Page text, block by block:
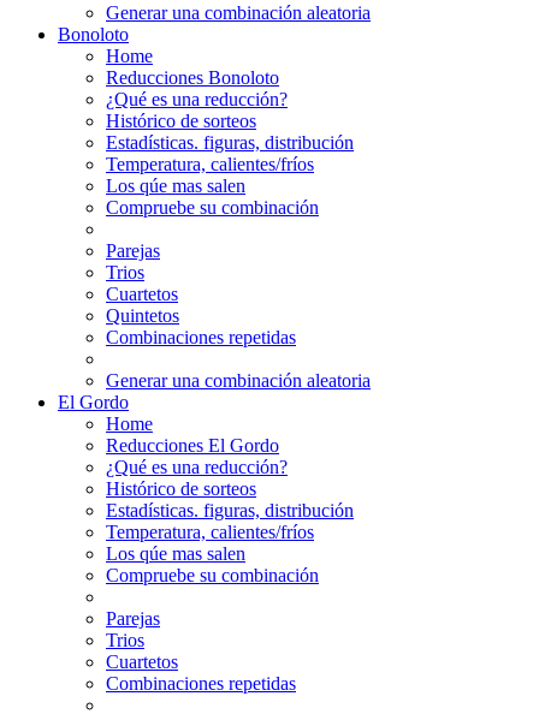
Generar una combinación aleatoria
Bonoloto
Home
Reducciones Bonoloto
¿Qué es una reducción?
Histórico de sorteos
Estadísticas. figuras, distribución
Temperatura, calientes/fríos
Los qúe mas salen
Compruebe su combinación
Parejas
Trios
Cuartetos
Quintetos
Combinaciones repetidas
Generar una combinación aleatoria
El Gordo
Home
Reducciones El Gordo
¿Qué es una reducción?
Histórico de sorteos
Estadísticas. figuras, distribución
Temperatura, calientes/fríos
Los qúe mas salen
Compruebe su combinación
Parejas
Trios
Cuartetos
Combinaciones repetidas